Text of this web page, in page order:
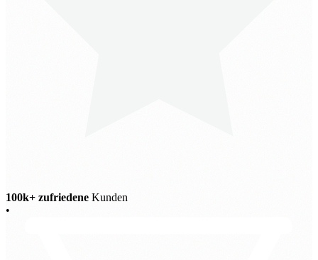
100k+ zufriedene Kunden
•